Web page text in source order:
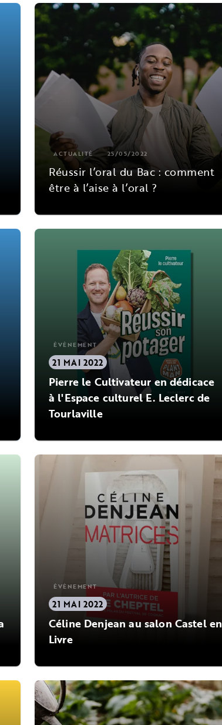
ACTUALITÉ 25/05/2022
Réussir l’oral du Bac : comment
être à l’aise à l’oral ?
ÉVÈNEMENT
21 MAI 2022
Pierre le Cultivateur en dédicace
à l'Espace culturel E. Leclerc de
Tourlaville
ÉVÈNEMENT
21 MAI 2022
Céline Denjean au salon Castel en
Livre